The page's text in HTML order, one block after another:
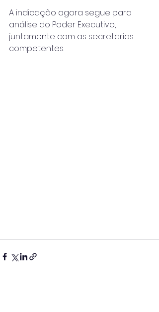
A indicação agora segue para
análise do Poder Executivo,
juntamente com as secretarias
competentes.